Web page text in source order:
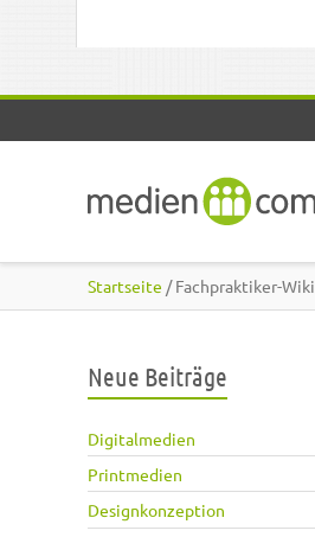
Startseite / Fachpraktiker-Wiki
Neue Beiträge
Digitalmedien
Printmedien
Designkonzeption